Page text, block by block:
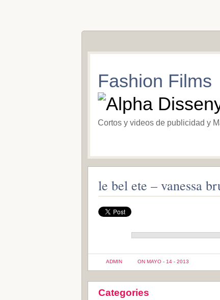
Fashion Films
Cortos y videos de publicidad y
le bel ete – vanessa
ADMIN ON MAYO - 14 - 2013
Categories